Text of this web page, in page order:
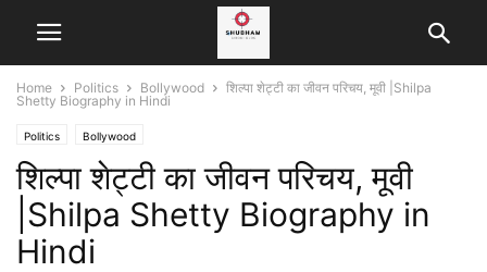
Home Politics Bollywood
शिल्पा शेट्टी का जीवन परिचय, मूवी |Shilpa
Shetty Biography in Hindi
Politics Bollywood
शिल्पा शेट्टी का जीवन परिचय, मूवी
|Shilpa Shetty Biography in
Hindi